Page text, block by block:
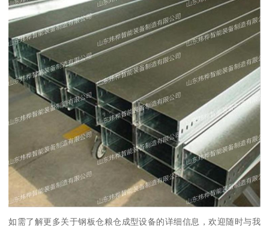
如需了解更多关于钢板仓粮仓成型设备的详细信息，欢迎随时与我